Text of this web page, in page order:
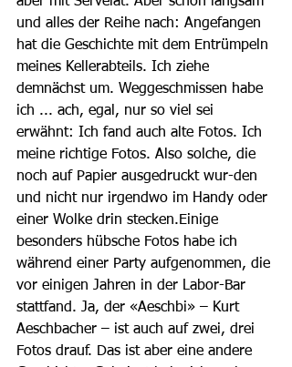
und alles der Reihe nach: Angefangen
hat die Geschichte mit dem Entrümpeln
meines Kellerabteils. Ich ziehe
demnächst um. Weggeschmissen habe
ich ... ach, egal, nur so viel sei
erwähnt: Ich fand auch alte Fotos. Ich
meine richtige Fotos. Also solche, die
noch auf Papier ausgedruckt wur-den
und nicht nur irgendwo im Handy oder
einer Wolke drin stecken.Einige
besonders hübsche Fotos habe ich
während einer Party aufgenommen, die
vor einigen Jahren in der Labor-Bar
stattfand. Ja, der «Aeschbi» – Kurt
Aeschbacher – ist auch auf zwei, drei
Fotos drauf. Das ist aber eine andere